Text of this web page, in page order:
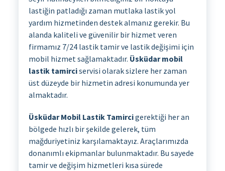
lastiğin patladığı zaman mutlaka lastik yol
yardım hizmetinden destek almanız gerekir. Bu
alanda kaliteli ve güvenilir bir hizmet veren
firmamız 7/24 lastik tamir ve lastik değişimi için
mobil hizmet sağlamaktadır. Üsküdar mobil
lastik tamirciservisi olarak sizlere her zaman
üst düzeyde bir hizmetin adresi konumunda yer
almaktadır.
Üsküdar Mobil Lastik Tamircigerektiği her an
bölgede hızlı bir şekilde gelerek, tüm
mağduriyetiniz karşılamaktayız. Araçlarımızda
donanımlı ekipmanlar bulunmaktadır. Bu sayede
tamir ve değişim hizmetleri kısa sürede